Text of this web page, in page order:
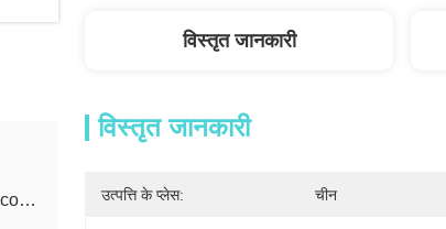
sales13@weilongjeans.com.cn
विस्तृत जानकारी
विस्तृत जानकारी
उत्पत्ति के प्लेस: चीन